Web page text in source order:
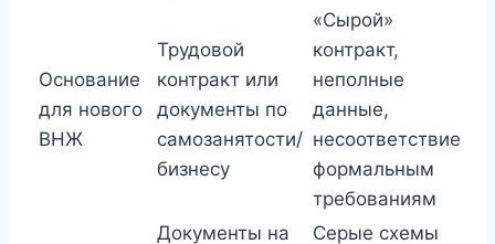
Основание
для нового
ВНЖ
Трудовой
контракт или
документы по
самозанятости/
бизнесу
«Сырой»
контракт,
неполные
данные,
несоответствие
формальным
требованиям
Документы на
Серые схемы